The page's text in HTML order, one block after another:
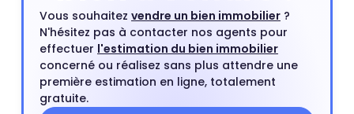
Vous souhaitez vendre un bien immobilier ?
N'hésitez pas à contacter nos agents pour
effectuer l'estimation du bien immobilier
concerné ou réalisez sans plus attendre une
première estimation en ligne, totalement
gratuite.